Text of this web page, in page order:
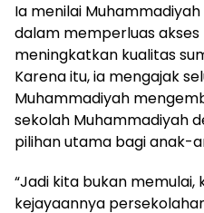
Ia menilai
dalam memperluas akses
meningkatkan kualitas
Karena itu, ia mengajak
Muhammadiyah
sekolah Muhammadiyah
pilihan utama bagi anak-
“Jadi kita bukan
kejayaannya